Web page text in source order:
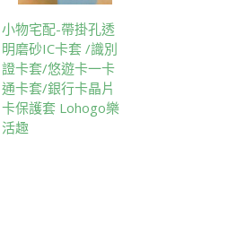
小物宅配-帶掛孔透
明磨砂IC卡套 /識別
證卡套/悠遊卡一卡
通卡套/銀行卡晶片
卡保護套 Lohogo樂
活趣